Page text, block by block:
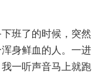
班了的时候，突然
身鲜血的人。一进
一听声音马上就跑